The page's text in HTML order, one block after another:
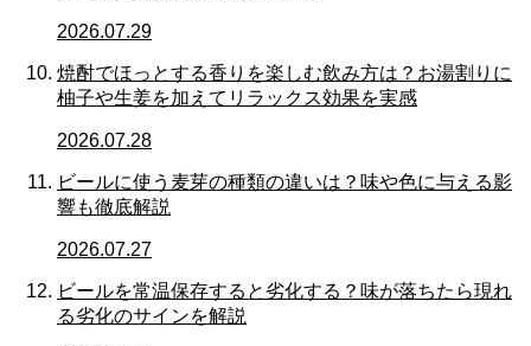
2026.07.29
焼酎でほっとする香りを楽しむ飲み方は？お湯割りに
柚子や生姜を加えてリラックス効果を実感
2026.07.28
ビールに使う麦芽の種類の違いは？味や色に与える影
響も徹底解説
2026.07.27
ビールを常温保存すると劣化する？味が落ちたら現れ
る劣化のサインを解説